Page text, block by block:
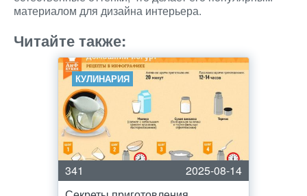
материалом для дизайна интерьера.
Читайте также:
КУЛИНАРИЯ
341
2025-08-14